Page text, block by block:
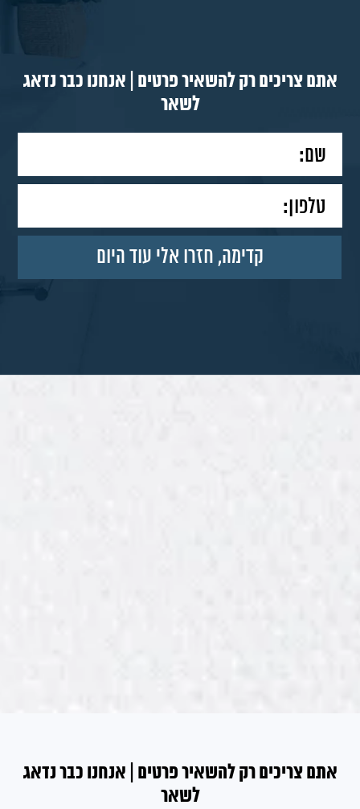
אתם צריכים רק להשאיר פרטים | אנחנו כבר נדאג
לשאר
אתם צריכים רק להשאיר פרטים | אנחנו כבר נדאג
לשאר